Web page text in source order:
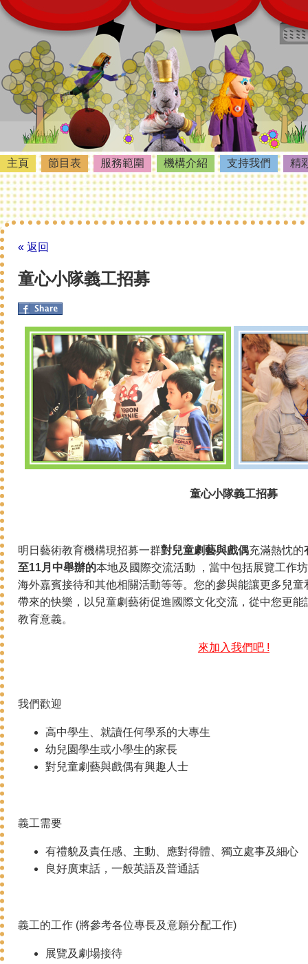
主頁 節目表 服務範圍 機構介紹 支持我們 精
« 返回
童心小隊義工招募
童心小隊義工招募
明日藝術教育機構現招募一群對兒童劇藝與戲偶充滿熱忱的
至11月 中舉辦的本地及國際交流活動 ，當中包括展覽工作
海外嘉賓接待和其他相關活動等等。您的參與能讓更多兒
帶來的快樂，以兒童劇藝術促進國際文化交流，從中您更
教育意義。
來加入我們吧 !
我們歡迎
高中學生、就讀任何學系的大專生
幼兒園學生或小學生的家長
對兒童劇藝與戲偶有興趣人士
義工需要
有禮貌及責任感、主動、應對得體、獨立處事及細心
良好廣東話，一般英語及普通話
義工的工作 (將參考各位專長及意願分配工作)
展覽及劇場接待